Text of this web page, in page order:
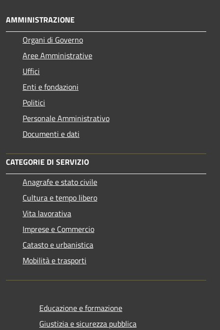
AMMINISTRAZIONE
Organi di Governo
Aree Amministrative
Uffici
Enti e fondazioni
Politici
Personale Amministrativo
Documenti e dati
CATEGORIE DI SERVIZIO
Anagrafe e stato civile
Cultura e tempo libero
Vita lavorativa
Imprese e Commercio
Catasto e urbanistica
Mobilità e trasporti
Educazione e formazione
Giustizia e sicurezza pubblica